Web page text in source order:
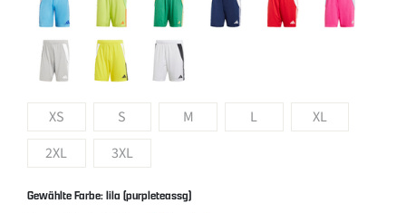
XS S M L
XL
2XL
3XL
Gewählte Farbe: lila (purpleteassg)